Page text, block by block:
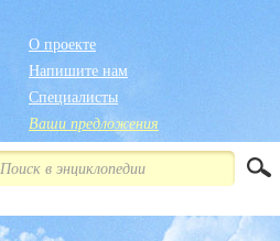
О проекте
Напишите нам
Специалисты
Ваши предложения